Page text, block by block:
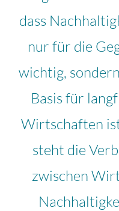
dass
nur für die
wichtig,
Basis für
Wirtschaften
steht die
zwischen